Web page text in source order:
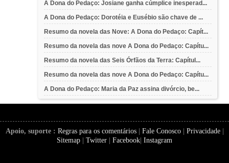
A Dona do Pedaço: Josiane ganha cúmplice inesperad...
A Dona do Pedaço: Dorotéia e Eusébio são chave de ...
Resumo da novela das Nove: A Dona do Pedaço: Capít...
Resumo da novela das nove A Dona do Pedaço: Capítu...
Resumo da novela das Seis Órfãos da Terra: Capítul...
Resumo da novela das nove A Dona do Pedaço: Capítu...
A Dona do Pedaço: Maria da Paz assina divórcio, be...
Apoio, suporte : Regras para os comentários| Fale Conosco| Privacidade|
Sitemap
Twitter Facebook Instagram